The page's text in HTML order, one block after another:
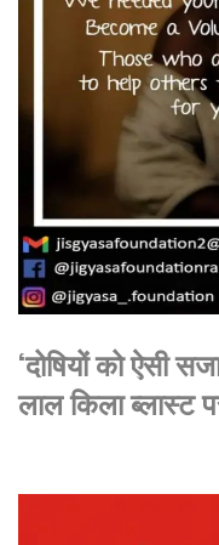
‘दोषियों को ऐसी
लाल किला ब्लास्ट